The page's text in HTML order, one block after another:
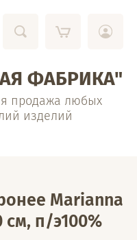
ФАБРИКА"
продажа любых
изделий
Marianna
см, п/э100%